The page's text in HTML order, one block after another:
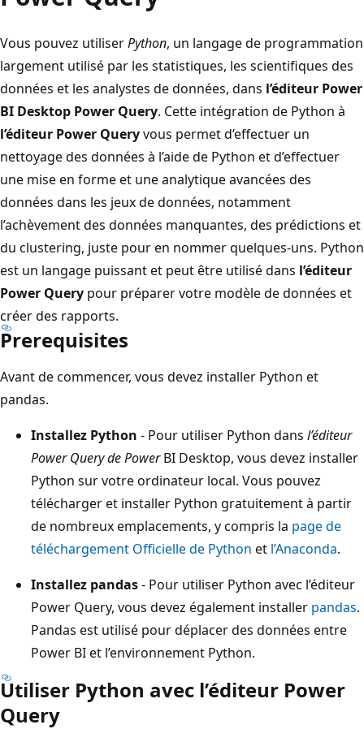
Vous pouvez utiliserPython, un langage de programmation
largement utilisé par les statistiques, les scientifiques des
données et les analystes de données, dans l’éditeur Power
BI Desktop Power Query. Cette intégration de Python à
l’éditeur Power Queryvous permet d’effectuer un
nettoyage des données à l’aide de Python et d’effectuer
une mise en forme et une analytique avancées des
données dans les jeux de données, notamment
l’achèvement des données manquantes, des prédictions et
du clustering, juste pour en nommer quelques-uns. Python
est un langage puissant et peut être utilisé dans l’éditeur
Power Query pour préparer votre modèle de données et
créer des rapports.
Prerequisites
Avant de commencer, vous devez installer Python et
pandas.
Installez Python - Pour utiliser Python dans l’éditeur
Power Query de PowerBI Desktop, vous devez installer
Python sur votre ordinateur local. Vous pouvez
télécharger et installer Python gratuitement à partir
de nombreux emplacements, y compris la page de
téléchargement Officielle de Python et l’Anaconda.
Installez pandas- Pour utiliser Python avec l’éditeur
Power Query, vous devez également installer pandas.
Pandas est utilisé pour déplacer des données entre
Power BI et l’environnement Python.
Utiliser Python avec l’éditeur Power
Query